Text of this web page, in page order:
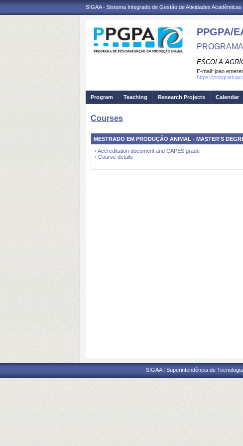
SIGAA - Sistema Integrado de Gestão de Atividades Acadêmicas
PPGPA/
ESCOLA
E-mail:
https://
Program Teaching Research Projects Calendar
Courses
MESTRADO EM PRODUÇÃO ANIMAL - MASTER'S
› Accreditation document and CAPES grade
› Course details
SIGAA | Superintendência de